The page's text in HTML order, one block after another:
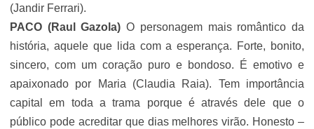
(Jandir Ferrari).
PACO (Raul Gazola) O personagem mais romântico da
história, aquele que lida com a esperança. Forte, bonito,
sincero, com um coração puro e bondoso. É emotivo e
apaixonado por Maria (Claudia Raia). Tem importância
capital em toda a trama porque é através dele que o
público pode acreditar que dias melhores virão. Honesto –